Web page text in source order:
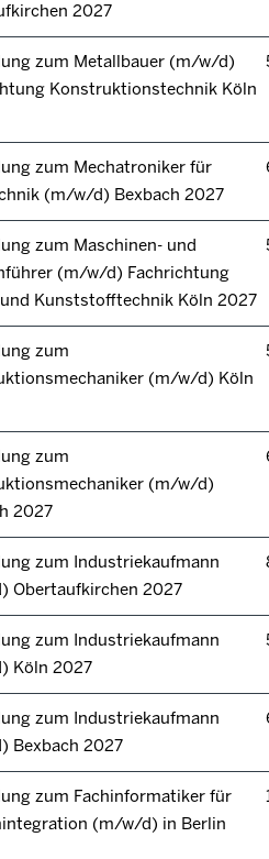
2027
zum Metallbauer (m/w/d)
Konstruktionstechnik Köln
zum Mechatroniker für
(m/w/d) Bexbach 2027
zum Maschinen- und
(m/w/d) Fachrichtung
Kunststofftechnik Köln 2027
zum
(m/w/d) Köln
zum
(m/w/d)
2027
zum Industriekaufmann
Obertaufkirchen 2027
zum Industriekaufmann
Köln 2027
zum Industriekaufmann
Bexbach 2027
zum Fachinformatiker für
(m/w/d) in Berlin